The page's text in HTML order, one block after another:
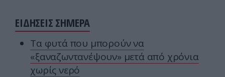
ΕΙΔΗΣΕΙΣ ΣΗΜΕΡΑ
Τα φυτά που μπορούν να
«ξαναζωντανέψουν» μετά από χρόνια
χωρίς νερό